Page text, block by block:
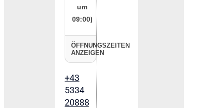
um
09:00)
ÖFFNUNGSZEITEN
ANZEIGEN
+43
5334
20888